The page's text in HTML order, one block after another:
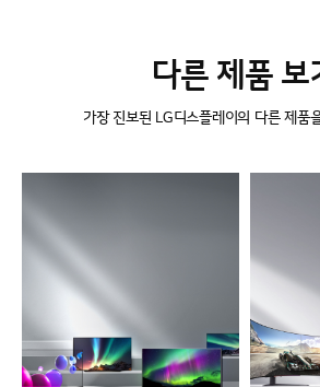
다른 제품 보
가장 진보된 LG디스플레이의 다른 제품